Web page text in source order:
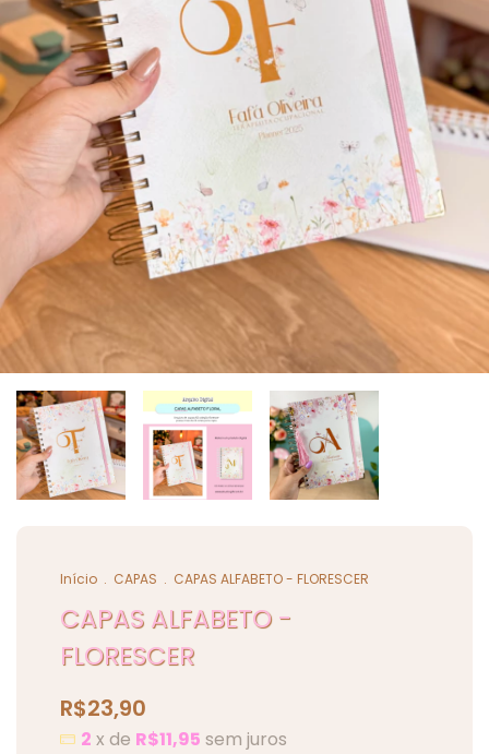
Início . CAPAS . CAPAS ALFABETO - FLORESCER
CAPAS ALFABETO -
FLORESCER
R$23,90
2 x de R$11,95 sem juros